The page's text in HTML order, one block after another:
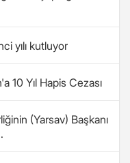
yılı kutluyor
10 Yıl Hapis Cezası
(Yarsav) Başkanı